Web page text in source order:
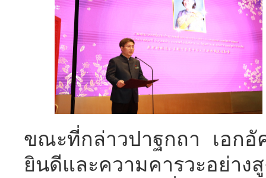
ขณะที่กล่าวปาฐกถา เอกอั
ยินดีและความคารวะอย่า